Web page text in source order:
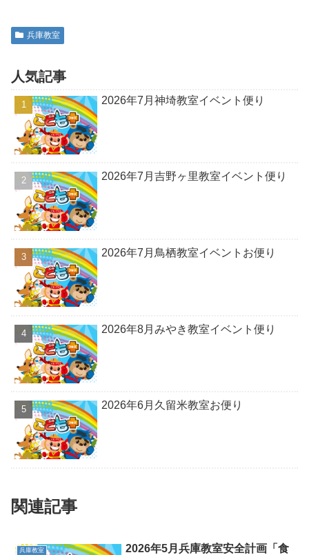
兵庫教室
人気記事
2026年7月神埼教室イベント便り
2026年7月吉野ヶ里教室イベント便り
2026年7月鳥栖教室イベントお便り
2026年8月みやき教室イベント便り
2026年6月久留米教室お便り
関連記事
兵庫教室
2026年5月兵庫教室安全計画「食